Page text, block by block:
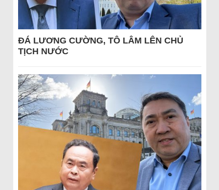
ĐÁ LƯƠNG CƯỜNG, TÔ LÂM LÊN CHỦ
TỊCH NƯỚC